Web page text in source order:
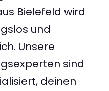
Bielefeld wird
und
Unsere
sind
deinen